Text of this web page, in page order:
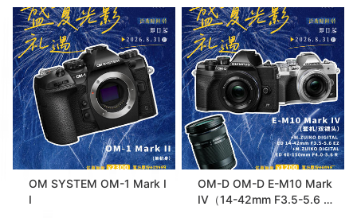
OM SYSTEM OM-1 Mark I
I
OM-D OM-D E-M10 Mark
IV（14-42mm F3.5-5.6 EZ